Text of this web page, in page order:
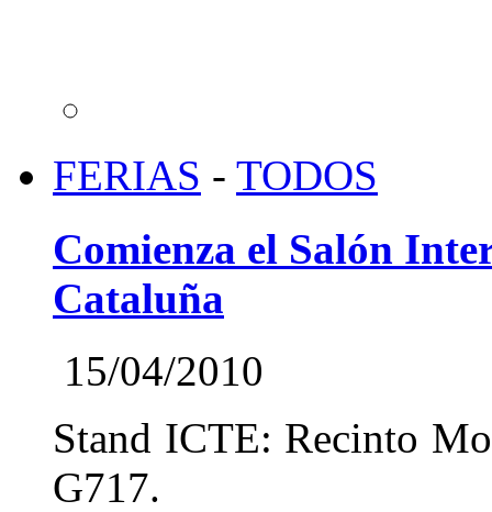
FERIAS - TODOS
Comienza el Salón
Cataluña
15/04/2010
Stand ICTE: Recinto
G717.